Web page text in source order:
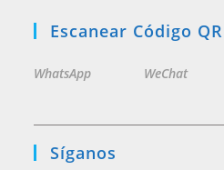
Escanear Código QR
WhatsApp WeChat
Síganos